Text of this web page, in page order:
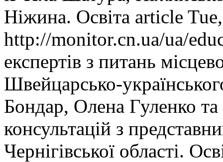
Ніжина. Освіта article
http://monitor.cn.ua/ua/
експертів з питань
Швейцарсько-
Бондар, Олена Гуленко
консультацій з
Чернігівської області.